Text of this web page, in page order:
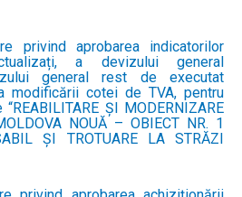
privind aprobarea indicatorilor
a devizului general
general rest de executat
modificării cotei de TVA, pentru
ȘI MODERNIZARE
NOUĂ – OBIECT NR. 1
ȘI TROTUARE LA STRĂZI